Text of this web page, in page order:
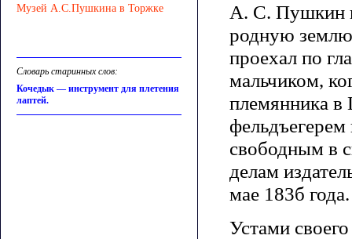
Музей А.С.Пушкина в Торжке
Словарь старинных слов:
Кочедык — инструмент для плетения
лаптей.
А. С. Пушкин
родную
проехал по
мальчиком,
племянника в
свободным в
делам
мае 183б года.
Устами